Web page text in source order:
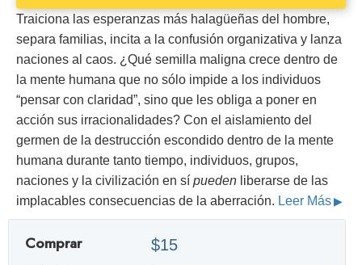
Traiciona las esperanzas más halagüeñas del hombre,
separa familias, incita a la confusión organizativa y lanza
naciones al caos. ¿Qué semilla maligna crece dentro de
la mente humana que no sólo impide a los individuos
“pensar con claridad”, sino que les obliga a poner en
acción sus irracionalidades? Con el aislamiento del
germen de la destrucción escondido dentro de la mente
humana durante tanto tiempo, individuos, grupos,
naciones y la civilización en sí pueden liberarse de las
implacables consecuencias de la aberración. Leer Más
Comprar $15